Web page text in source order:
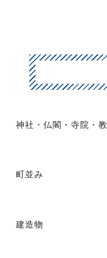
神社・仏閣・寺院・
町並み
建造物